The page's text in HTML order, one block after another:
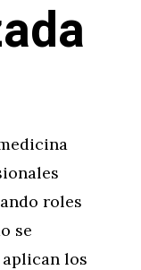
roles
se
los